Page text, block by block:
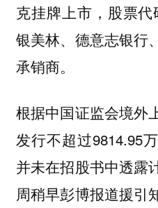
克挂牌上市，股票代
银美林、德意志银行
承销商。
根据中国证监会境外
发行不超过9814.95
并未在招股书中透露
周稍早彭博报道援引